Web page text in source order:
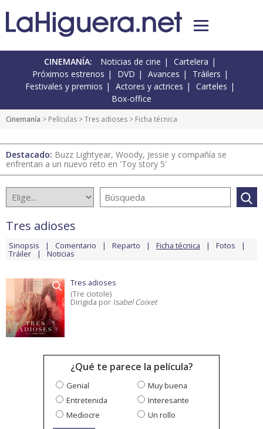
CINEMANÍA: Noticias de cine
Cartelera
Próximos estrenos
DVD Avances
Tráilers
Festivales y premios
Actores y actrices
Carteles
Box-office
Cinemanía > Películas >Tres adioses > Ficha técnica
Destacado: Buzz Lightyear, Woody, Jessie y compañía se
enfrentan a un nuevo reto en 'Toy story 5'
Tres adioses
Sinopsis Comentario Reparto Ficha técnica Fotos
Tráiler Noticias
Tres adioses
(Tre ciotole)
Dirigida por Isabel Coixet
¿Qué te parece la película?
Genial
Muy buena
Entretenida
Interesante
Mediocre
Un rollo